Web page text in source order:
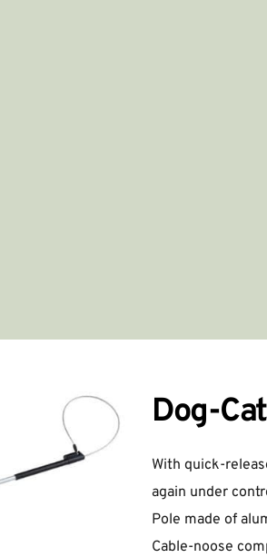
Dog-
With quick-
again under
Pole made of
Cable-noose